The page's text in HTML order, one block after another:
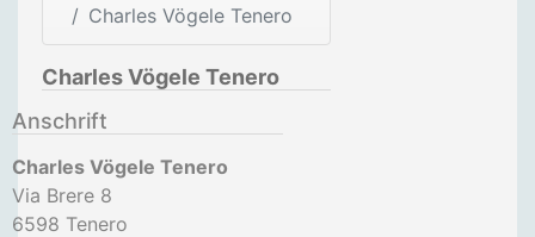
Charles Vögele Tenero
Charles Vögele Tenero
Anschrift
Charles Vögele Tenero
Via Brere 8
6598 Tenero